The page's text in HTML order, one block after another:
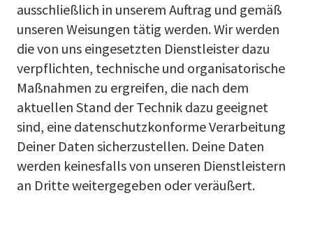
ausschließlich in unserem Auftrag und gemäß
unseren Weisungen tätig werden. Wir werden
die von uns eingesetzten Dienstleister dazu
verpflichten, technische und organisatorische
Maßnahmen zu ergreifen, die nach dem
aktuellen Stand der Technik dazu geeignet
sind, eine datenschutzkonforme Verarbeitung
Deiner Daten sicherzustellen. Deine Daten
werden keinesfalls von unseren Dienstleistern
an Dritte weitergegeben oder veräußert.